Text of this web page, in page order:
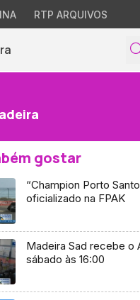
RTP ARQUIVOS
gostar
“Champion Porto
oficializado na FPAK
Madeira Sad recebe o
sábado às 16:00